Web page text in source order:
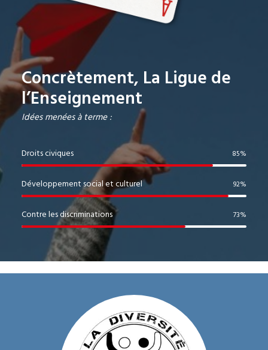
Concrètement, La Ligue de
l’Enseignement
Idées menées à terme :
Droits civiques 85%
Développement social et culturel 92%
Contre les discriminations 73%